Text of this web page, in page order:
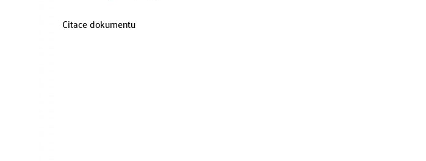
Citace dokumentu